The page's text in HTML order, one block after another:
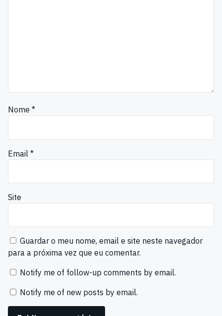
Nome *
Email *
Site
Guardar o meu nome, email e site neste navegador
para a próxima vez que eu comentar.
Notify me of follow-up comments by email.
Notify me of new posts by email.